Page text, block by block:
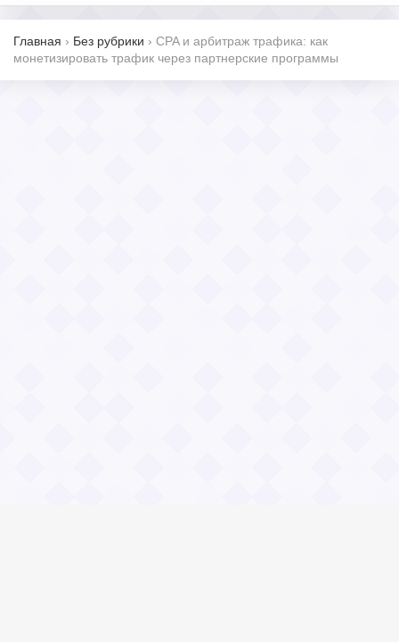
Главная › Без рубрики › CPA и арбитраж трафика: как
монетизировать трафик через партнерские программы